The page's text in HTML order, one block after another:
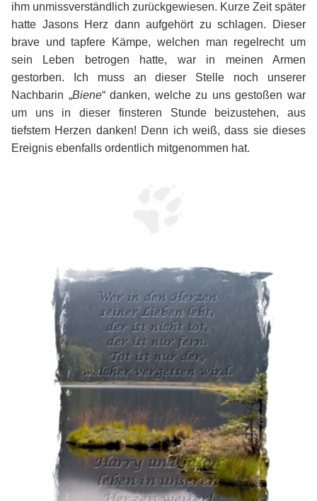
ihm unmissverständlich zurückgewiesen. Kurze Zeit später
hatte Jasons Herz dann aufgehört zu schlagen. Dieser
brave und tapfere Kämpe, welchen man regelrecht um
sein Leben betrogen hatte, war in meinen Armen
gestorben. Ich muss an dieser Stelle noch unserer
Nachbarin „Biene“ danken, welche zu uns gestoßen war
um uns in dieser finsteren Stunde beizustehen, aus
tiefstem Herzen danken! Denn ich weiß, dass sie dieses
Ereignis ebenfalls ordentlich mitgenommen hat.